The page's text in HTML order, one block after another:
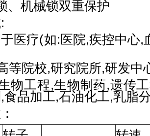
、机械锁双重保护
:
医疗(如:医院,疾控中心,
等院校,研究院所,研发中
物工程,生物制药,遗传
,食品加工,石油化工,乳脂